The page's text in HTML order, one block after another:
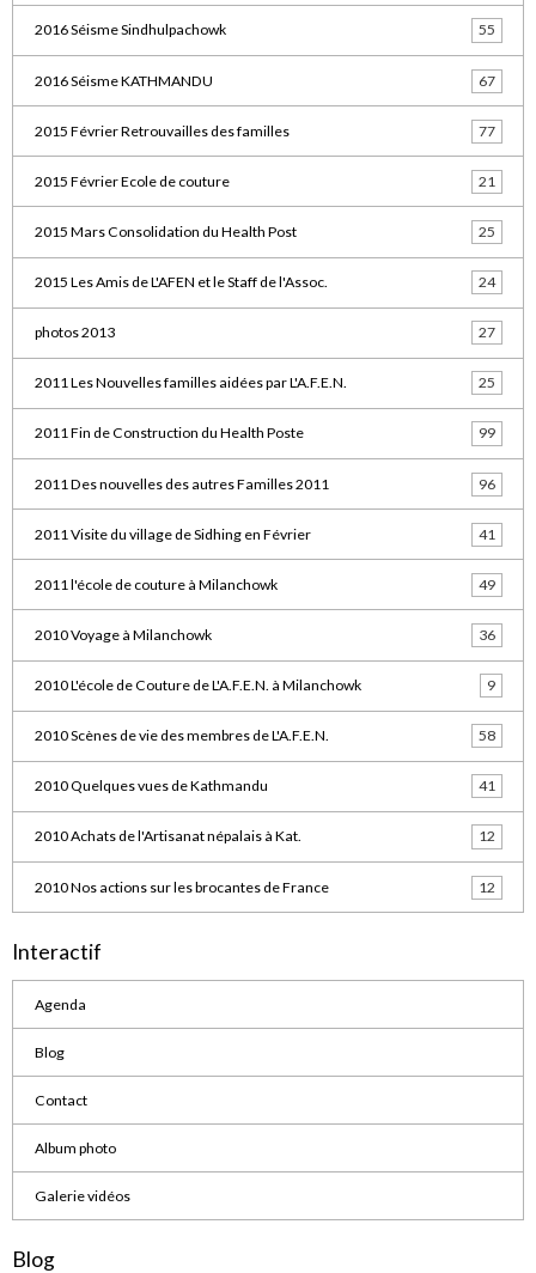
2016 Séisme Sindhulpachowk 55
2016 Séisme KATHMANDU 67
2015 Février Retrouvailles des familles 77
2015 Février Ecole de couture 21
2015 Mars Consolidation du Health Post 25
2015 Les Amis de L'AFEN et le Staff de l'Assoc. 24
photos 2013 27
2011 Les Nouvelles familles aidées par L'A.F.E.N. 25
2011 Fin de Construction du Health Poste 99
2011 Des nouvelles des autres Familles 2011 96
2011 Visite du village de Sidhing en Février 41
2011 l'école de couture à Milanchowk 49
2010 Voyage à Milanchowk 36
2010 L'école de Couture de L'A.F.E.N. à Milanchowk 9
2010 Scènes de vie des membres de L'A.F.E.N. 58
2010 Quelques vues de Kathmandu 41
2010 Achats de l'Artisanat népalais à Kat. 12
2010 Nos actions sur les brocantes de France 12
Interactif
Agenda
Blog
Contact
Album photo
Galerie vidéos
Blog